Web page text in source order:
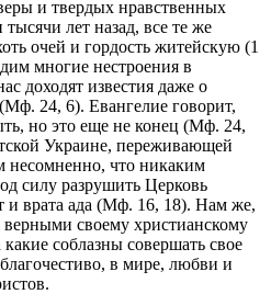
и твердых нравственных
лет назад, все те же
очей и гордость житейскую (1
многие нестроения в
доходят известия даже о
24, 6). Евангелие говорит,
но это еще не конец (Мф. 24,
Украине, переживающей
несомненно, что никаким
силу разрушить Церковь
врата ада (Мф. 16, 18). Нам же,
своему христианскому
соблазны совершать свое
в мире, любви и